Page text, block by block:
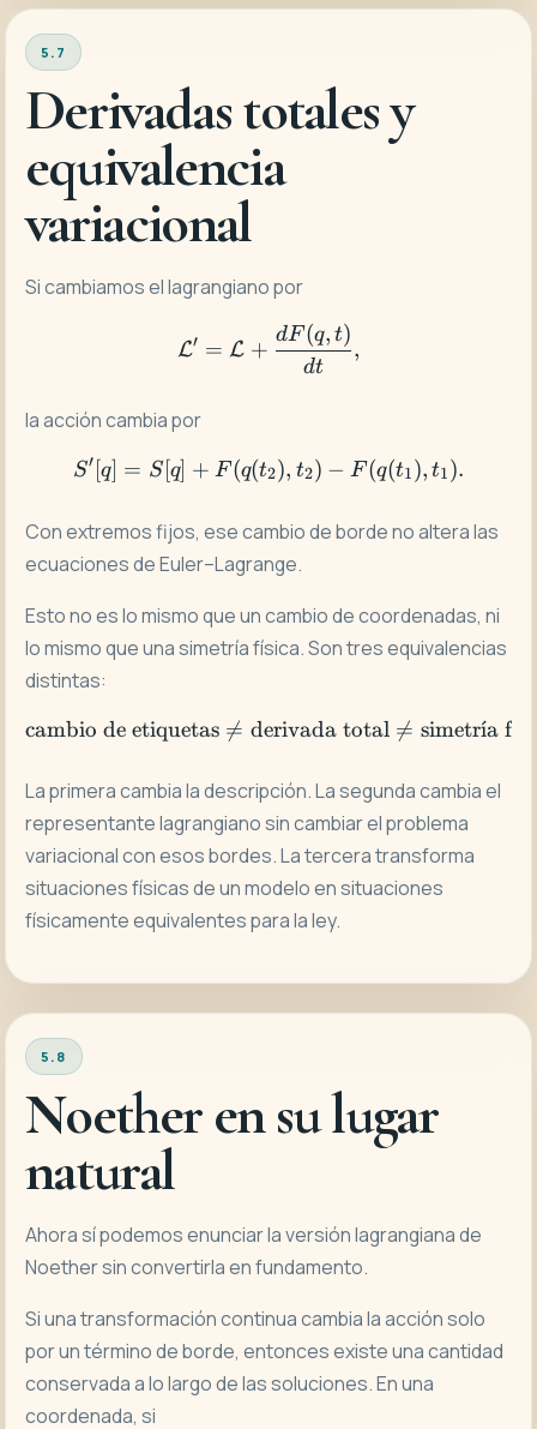
5.7
Derivadas totales y
equivalencia
variacional
Si cambiamos el lagrangiano por
L′ = L +
dt
dF (q, t)
,
la acción cambia por
S'[q]=S[q]+F(q(t_2),t_2)-
S′[q] = S[q] + F(q(t2), t2) − F(q(t1), t1).
Con extremos fijos, ese cambio de borde no altera las
ecuaciones de Euler–Lagrange.
Esto no es lo mismo que un cambio de coordenadas, ni
lo mismo que una simetría física. Son tres equivalencias
distintas:
\text{cambio de
cambio de etiquetas 
= derivada total 
= simetrı
ˊa fı
ˊ
La primera cambia la descripción. La segunda cambia el
representante lagrangiano sin cambiar el problema
variacional con esos bordes. La tercera transforma
situaciones físicas de un modelo en situaciones
físicamente equivalentes para la ley.
5.8
Noether en su lugar
natural
Ahora sí podemos enunciar la versión lagrangiana de
Noether sin convertirla en fundamento.
Si una transformación continua cambia la acción solo
por un término de borde, entonces existe una cantidad
conservada a lo largo de las soluciones. En una
coordenada, si